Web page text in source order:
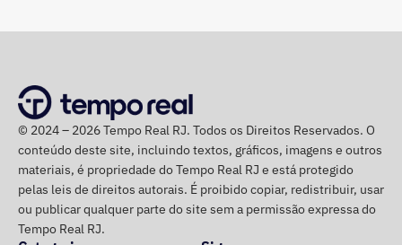
campanha ou conjunto de dados.
No julgamento definitivo, o município pretende obter a
remoção permanente dos conteúdos considerados
ilícitos, a desativação das contas comprovadamente
falsas ou utilizadas continuamente para ilegalidades e a
exclusão de cópias idênticas das publicações.
© 2024 – 2026 Tempo Real RJ. Todos os Direitos Reservados. O
conteúdo deste site, incluindo textos, gráficos, imagens e outros
materiais, é propriedade do Tempo Real RJ e está protegido
pelas leis de direitos autorais. É proibido copiar, redistribuir, usar
ou publicar qualquer parte do site sem a permissão expressa do
Tempo Real RJ.